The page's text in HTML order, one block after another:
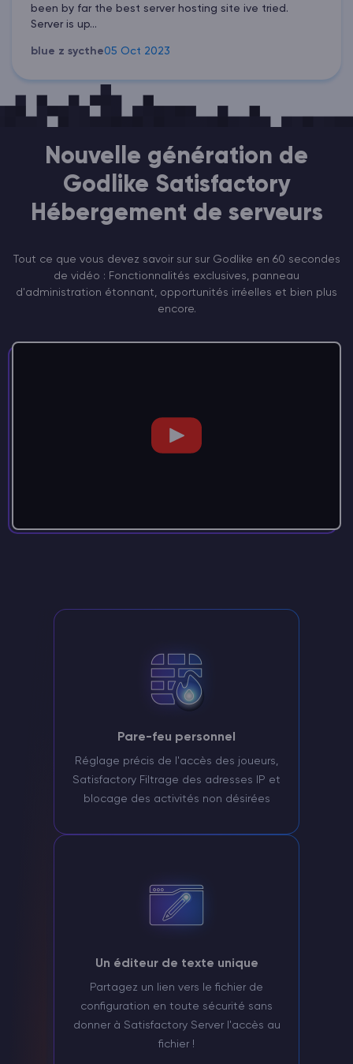
been by far the best server hosting site ive tried.
Server is up...
blue z sycthe05 Oct 2023
Nouvelle génération de
Godlike Satisfactory
Hébergement de serveurs
Tout ce que vous devez savoir sur sur Godlike en 60 secondes
de vidéo : Fonctionnalités exclusives, panneau
d'administration étonnant, opportunités irréelles et bien plus
encore.
Pare-feu personnel
Réglage précis de l'accès des joueurs,
Satisfactory Filtrage des adresses IP et
blocage des activités non désirées
Un éditeur de texte unique
Partagez un lien vers le fichier de
configuration en toute sécurité sans
donner à Satisfactory Server l'accès au
fichier !